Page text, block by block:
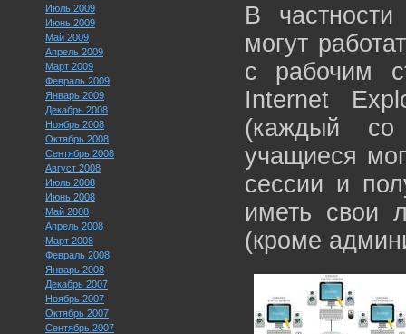
Июль 2009
Июнь 2009
Май 2009
Апрель 2009
Март 2009
Февраль 2009
Январь 2009
Декабрь 2008
Ноябрь 2008
Октябрь 2008
Сентябрь 2008
Август 2008
Июль 2008
Июнь 2008
Май 2008
Апрель 2008
Март 2008
Февраль 2008
Январь 2008
Декабрь 2007
Ноябрь 2007
Октябрь 2007
Сентябрь 2007
В
могут
c рабочим
Internet
(каждый
учащиеся
сессии и
иметь свои
(кроме